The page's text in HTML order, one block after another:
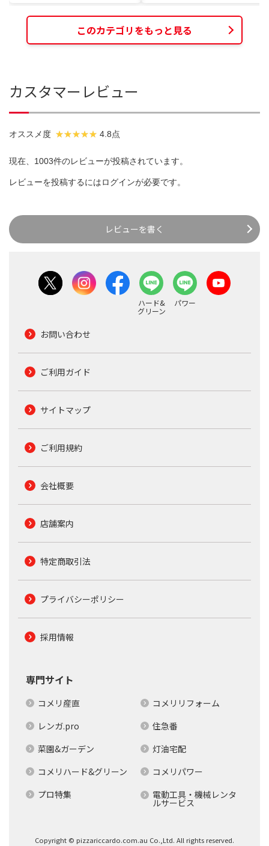
このカテゴリをもっと見る
カスタマーレビュー
オススメ度 4.8点
現在、1003件のレビューが投稿されています。
レビューを投稿するにはログインが必要です。
レビューを書く
ハード&
グリーン
パワー
お問い合わせ
ご利用ガイド
サイトマップ
ご利用規約
会社概要
店舗案内
特定商取引法
プライバシーポリシー
採用情報
専門サイト
コメリ産直
コメリリフォーム
レンガ.pro
住急番
菜園&ガーデン
灯油宅配
コメリハード&グリーン
コメリパワー
プロ特集
電動工具・機械レンタ
ルサービス
Copyright © pizzariccardo.com.au Co.,Ltd. All rights reserved.